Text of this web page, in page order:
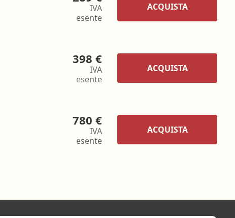
IVA
esente
ACQUISTA
398 €
IVA
esente
ACQUISTA
780 €
IVA
esente
ACQUISTA